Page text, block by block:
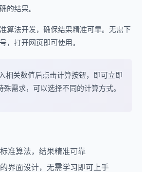
的结果。
算法开发，确保结果精准可靠。无需下
，打开网页即可使用。
相关数值后点击计算按钮，即可立即
需求，可以选择不同的计算方式。
准算法，结果精准可靠
界面设计，无需学习即可上手